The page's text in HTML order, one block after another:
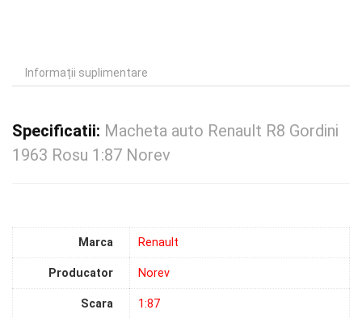
Informații suplimentare
Specificatii: Macheta auto Renault R8 Gordini
1963 Rosu 1:87 Norev
Marca Renault
Producator Norev
Scara 1:87